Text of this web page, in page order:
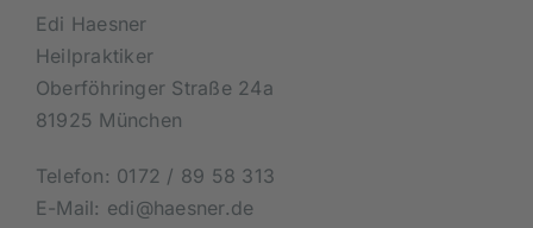
Edi Haesner
Heilpraktiker
Oberföhringer Straße 24a
81925 München
Telefon: 0172 / 89 58 313
E-Mail: edi@haesner.de